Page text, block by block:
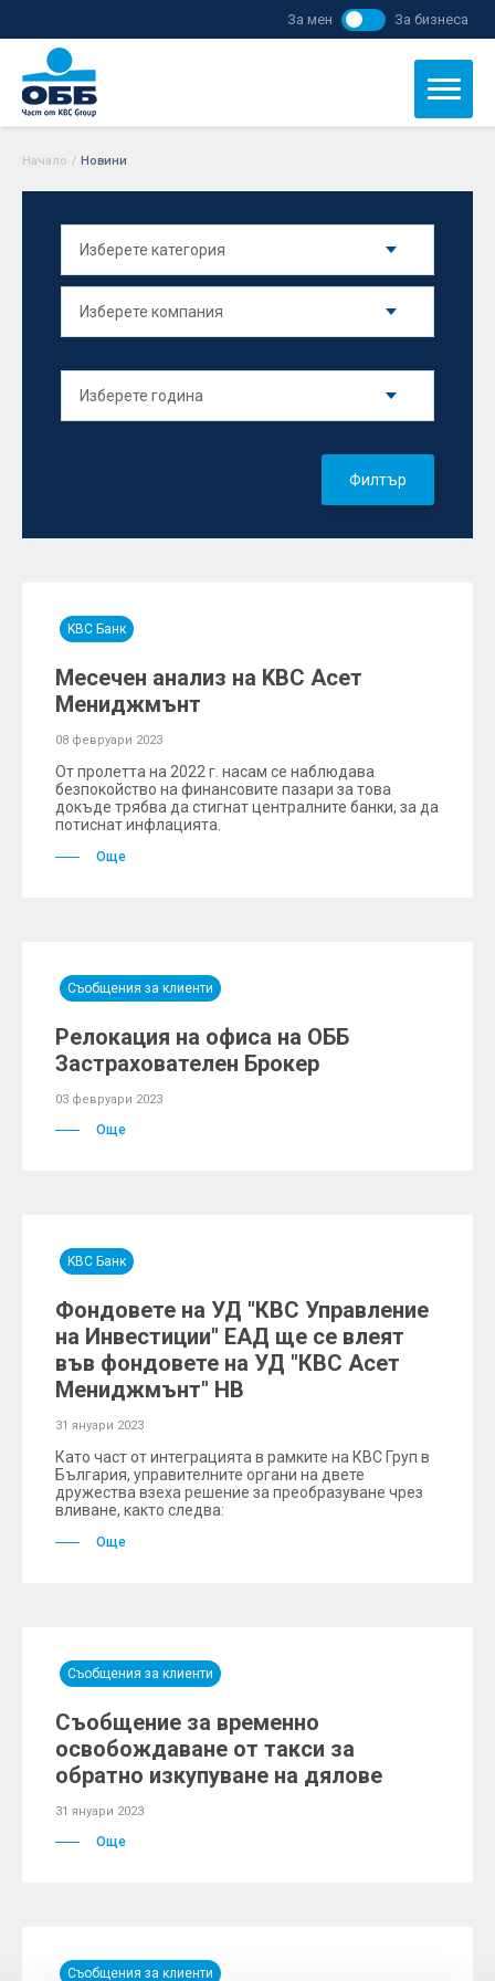
За мен За бизнеса
Начало / Новини
Филтър
KBC Банк
Месечен анализ на KBC Асет
Мениджмънт
08 февруари 2023
От пролетта на 2022 г. насам се наблюдава
безпокойство на финансовите пазари за това
докъде трябва да стигнат централните банки, за да
потиснат инфлацията.
Още
Съобщения за клиенти
Релокация на офиса на ОББ
Застрахователен Брокер
03 февруари 2023
Още
KBC Банк
Фондовете на УД "КВС Управление
на Инвестиции" ЕАД ще се влеят
във фондовете на УД "КВС Асет
Мениджмънт" НВ
31 януари 2023
Като част от интеграцията в рамките на КВС Груп в
България, управителните органи на двете
дружества взеха решение за преобразуване чрез
вливане, както следва:
Още
Съобщения за клиенти
Съобщение за временно
освобождаване от такси за
обратно изкупуване на дялове
31 януари 2023
Още
Съобщения за клиенти